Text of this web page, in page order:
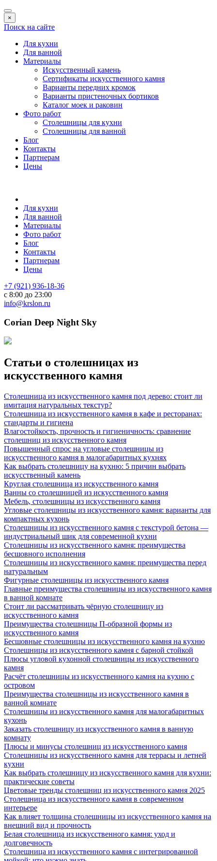
×
Поиск на сайте
Для кухни
Для ванной
Материалы
Искусственный камень
Сертификаты искусственного камня
Варианты передних кромок
Варианты пристеночных бортиков
Каталог моек и раковин
Фото работ
Столешницы для кухни
Столешницы для ванной
Блог
Контакты
Партнерам
Цены
Для кухни
Для ванной
Материалы
Фото работ
Блог
Контакты
Партнерам
Цены
+7 (921) 936-18-36
с 8:00 до 23:00
info@krslon.ru
Corian Deep Night Sky
Статьи о столешницах из
искусственного камня
Столешница из искусственного камня под дерево: стоит ли
имитация натуральных текстур?
Столешница из искусственного камня в кафе и ресторанах:
стандарты и гигиена
Влагостойкость, прочность и гигиеничность: сравнение
столешниц из искусственного камня
Повышенный спрос на угловые столешницы из
искусственного камня в малогабаритных кухнях
Как выбрать столешницу на кухню: 5 причин выбрать
искусственный камень
Круглая столешница из искусственного камня
Ванны со столешницей из искусственного камня
Мебель, столешницы из искусственного камня
Угловые столешницы из искусственного камня: варианты для
компактных кухонь
Столешницы из искусственного камня с текстурой бетона —
индустриальный шик для современной кухни
Столешницы из искусственного камня: преимущества
бесшовного исполнения
Столешницы из искусственного камня: преимущества перед
натуральным
Фигурные столешницы из искусственного камня
Главные преимущества столешницы из искусственного камня
в ванной комнате
Стоит ли рассматривать чёрную столешницу из
искусственного камня
Преимущества столешницы П-образной формы из
искусственного камня
Бесшовные столешницы из искусственного камня на кухню
Столешницы из искусственного камня с барной стойкой
Плюсы угловой кухонной столешницы из искусственного
камня
Расчёт столешницы из искусственного камня на кухню с
островом
Преимущества столешницы из искусственного камня в
ванной комнате
Столешницы из искусственного камня для малогабаритных
кухонь
Заказать столешницу из искусственного камня в ванную
комнату
Плюсы и минусы столешниц из искусственного камня
Столешницы из искусственного камня для террасы и летней
кухни
Как выбрать столешницу из искусственного камня для кухни:
практические советы
Цветовые тренды столешниц из искусственного камня 2025
Столешница из искусственного камня в современном
интерьере
Как влияет толщина столешницы из искусственного камня на
внешний вид и прочность
Белая столешница из искусственного камня: уход и
долговечность
Столешница из искусственного камня с интегрированной